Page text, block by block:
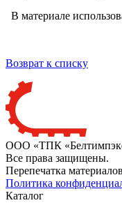
В материале
Возврат к списку
ООО «ТПК
Все права защищены.
Перепечатка
Политика
Каталог